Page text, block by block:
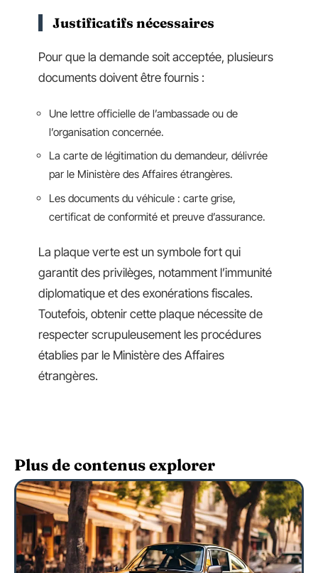
Justificatifs nécessaires
Pour que la demande soit acceptée, plusieurs
documents doivent être fournis :
Une lettre officielle de l’ambassade ou de
l’organisation concernée.
La carte de légitimation du demandeur, délivrée
par le Ministère des Affaires étrangères.
Les documents du véhicule : carte grise,
certificat de conformité et preuve d’assurance.
La plaque verte est un symbole fort qui
garantit des privilèges, notamment l’immunité
diplomatique et des exonérations fiscales.
Toutefois, obtenir cette plaque nécessite de
respecter scrupuleusement les procédures
établies par le Ministère des Affaires
étrangères.
Plus de contenus explorer